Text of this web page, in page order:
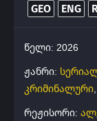
GEO ENG
წელი: 2026
ჟანრი:
კრიმინალური,
რეჟისორი: